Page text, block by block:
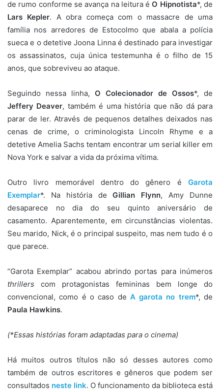
de rumo conforme se avança na leitura éO Hipnotista*, de
Lars Kepler. A obra começa com o massacre de uma
família nos arredores de Estocolmo que abala a polícia
sueca e o detetive Joona Linna é destinado para investigar
os assassinatos, cuja única testemunha é o filho de 15
anos, que sobreviveu ao ataque.
Seguindo nessa linha, O Colecionador de Ossos*, de
Jeffery Deaver, também é uma história que não dá para
parar de ler. Através de pequenos detalhes deixados nas
cenas de crime, o criminologista Lincoln Rhyme e a
detetive Amelia Sachs tentam encontrar um serial killer em
Nova York e salvar a vida da próxima vítima.
Outro livro memorável dentro do gênero é Garota
Exemplar*. Na história deGillian Flynn, Amy Dunne
desaparece no dia do seu quinto aniversário de
casamento. Aparentemente, em circunstâncias violentas.
Seu marido, Nick, é o principal suspeito, mas nem tudo é o
que parece.
“Garota Exemplar” acabou abrindo portas para inúmeros
thrillers com protagonistas femininas bem longe do
convencional, como é o caso de A garota no trem*, de
Paula Hawkins.
(*Essas histórias foram adaptadas para o cinema)
Há muitos outros títulos não só desses autores como
também de outros escritores e gêneros que podem ser
consultados neste link. O funcionamento da biblioteca está